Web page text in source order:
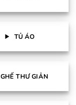
TỦ ÁO
GHẾ THƯ GIẢN